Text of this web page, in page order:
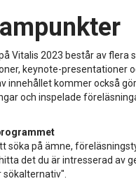
Vitalis 2023 består av flera
keynote-presentationer
innehållet kommer också
och inspelade
söka på ämne,
det du är intresserad av
sökalternativ".